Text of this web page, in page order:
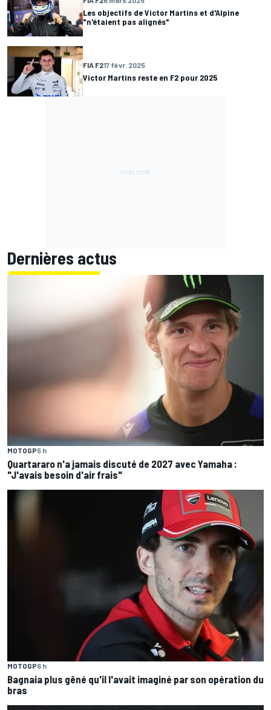
Les objectifs de Victor Martins et d'Alpine
"n'étaient pas alignés"
FIA F217 févr. 2025
Victor Martins reste en F2 pour 2025
Dernières actus
MOTOGP5 h
Quartararo n'a jamais discuté de 2027 avec Yamaha :
"J'avais besoin d'air frais"
MOTOGP6 h
Bagnaia plus gêné qu'il l'avait imaginé par son opération du
bras